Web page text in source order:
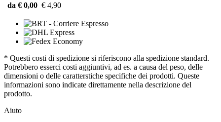
da € 0,00 € 4,90
* Questi costi di spedizione si riferiscono alla spedizione standard.
Potrebbero esserci costi aggiuntivi, ad es. a causa del peso, delle
dimensioni o delle caratterstiche specifiche dei prodotti. Queste
informazioni sono indicate direttamente nella descrizione del
prodotto.
Aiuto